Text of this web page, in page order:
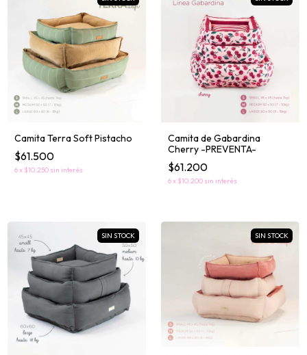
Camita Terra Soft Pistacho
$61.500
6x $10.250 sin interés
Camita de Gabardina
Cherry -PREVENTA-
$61.200
6x $10.200 sin interés
SIN STOCK SIN STOCK